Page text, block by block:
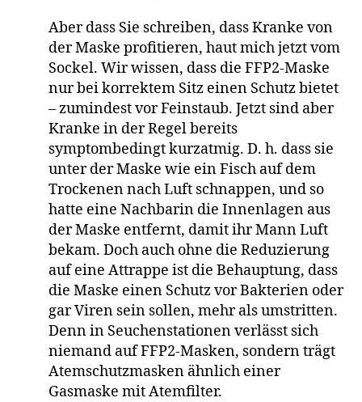
Aber dass Sie schreiben, dass Kranke von
der Maske profitieren, haut mich jetzt vom
Sockel. Wir wissen, dass die FFP2-Maske
nur bei korrektem Sitz einen Schutz bietet
– zumindest vor Feinstaub. Jetzt sind aber
Kranke in der Regel bereits
symptombedingt kurzatmig. D. h. dass sie
unter der Maske wie ein Fisch auf dem
Trockenen nach Luft schnappen, und so
hatte eine Nachbarin die Innenlagen aus
der Maske entfernt, damit ihr Mann Luft
bekam. Doch auch ohne die Reduzierung
auf eine Attrappe ist die Behauptung, dass
die Maske einen Schutz vor Bakterien oder
gar Viren sein sollen, mehr als umstritten.
Denn in Seuchenstationen verlässt sich
niemand auf FFP2-Masken, sondern trägt
Atemschutzmasken ähnlich einer
Gasmaske mit Atemfilter.